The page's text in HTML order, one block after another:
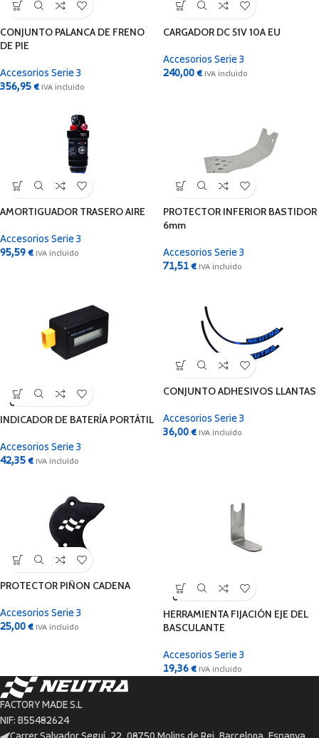
CONJUNTO PALANCA DE FRENO
DE PIE
Accesorios Serie 3
356,95 € IVA incluido
CARGADOR DC 51V 10A EU
Accesorios Serie 3
240,00 € IVA incluido
AMORTIGUADOR TRASERO AIRE
Accesorios Serie 3
95,59 € IVA incluido
PROTECTOR INFERIOR BASTIDOR
6mm
Accesorios Serie 3
71,51 € IVA incluido
SOLD
OUT
INDICADOR DE BATERÍA PORTÁTIL
Accesorios Serie 3
42,35 € IVA incluido
CONJUNTO ADHESIVOS LLANTAS
Accesorios Serie 3
36,00 € IVA incluido
PROTECTOR PIÑON CADENA
Accesorios Serie 3
25,00 € IVA incluido
SOLD
OUT
HERRAMIENTA FIJACIÓN EJE DEL
BASCULANTE
Accesorios Serie 3
19,36 € IVA incluido
FACTORY MADE S.L
NIF: B55482624